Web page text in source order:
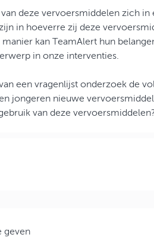
deze vervoersmiddelen zich in
in hoeverre zij deze
kan TeamAlert hun
in onze interventies.
een vragenlijst onderzoek de
jongeren nieuwe
van deze
geven